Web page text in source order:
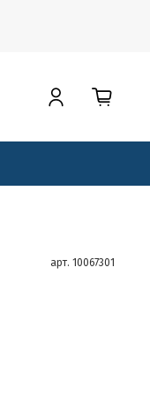
арт. 10067301